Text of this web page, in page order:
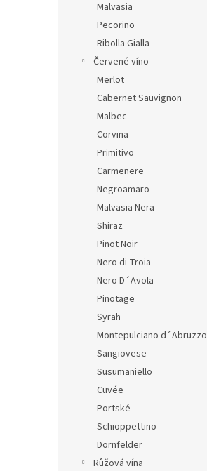
Malvasia
Pecorino
Ribolla Gialla
Červené víno
Merlot
Cabernet Sauvignon
Malbec
Corvina
Primitivo
Carmenere
Negroamaro
Malvasia Nera
Shiraz
Pinot Noir
Nero di Troia
Nero D´Avola
Pinotage
Syrah
Montepulciano d´Abruzzo
Sangiovese
Susumaniello
Cuvée
Portské
Schioppettino
Dornfelder
Růžová vína